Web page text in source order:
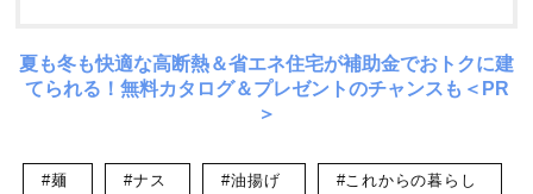
夏も冬も快適な高断熱＆省エネ住宅が補助金でおトクに建
てられる！無料カタログ＆プレゼントのチャンスも＜PR
＞
#麺 #ナス #油揚げ #これからの暮らし